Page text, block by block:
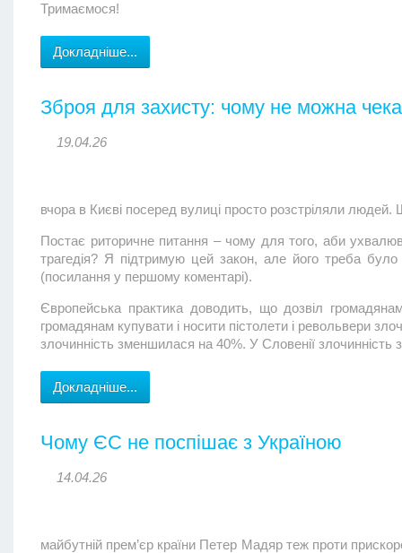
Тримаємося!
Докладніше...
Зброя для захисту: чому не можна
19.04.26
вчора в Києві посеред вулиці просто розстріляли
Постає риторичне питання – чому для того, аби
трагедія? Я підтримую цей закон, але його треба
(посилання у першому коментарі).
Європейська практика доводить, що дозвіл
громадянам купувати і носити пістолети і револьвери
злочинність зменшилася на 40%. У Словенії злочинність
Докладніше...
Чому ЄС не поспішає з Україною
14.04.26
майбутній прем’єр країни Петер Мадяр теж проти